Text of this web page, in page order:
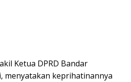
Ketua DPRD Bandar
menyatakan keprihatinannya